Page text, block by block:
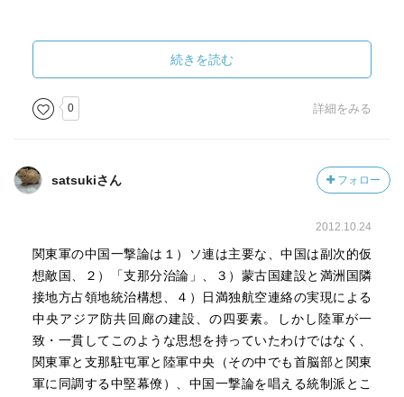
続きを読む
0 詳細をみる
satsukiさん フォロー
2012.10.24
関東軍の中国一撃論は１）ソ連は主要な、中国は副次的仮
想敵国、２）「支那分治論」、３）蒙古国建設と満洲国隣
接地方占領地統治構想、４）日満独航空連絡の実現による
中央アジア防共回廊の建設、の四要素。しかし陸軍が一
致・一貫してこのような思想を持っていたわけではなく、
関東軍と支那駐屯軍と陸軍中央（その中でも首脳部と関東
軍に同調する中堅幕僚）、中国一撃論を唱える統制派とこ